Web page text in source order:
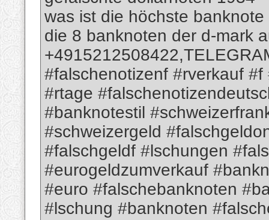
was ist die höchste
die 8 banknoten der d-mark
#falschenotizenf #rverkauf
#rtage
#banknotestil
#schweizergeld
#falschgeldf #lschungen
#eurogeldzumverkauf
#euro #falschebanknoten
#lschung #banknoten